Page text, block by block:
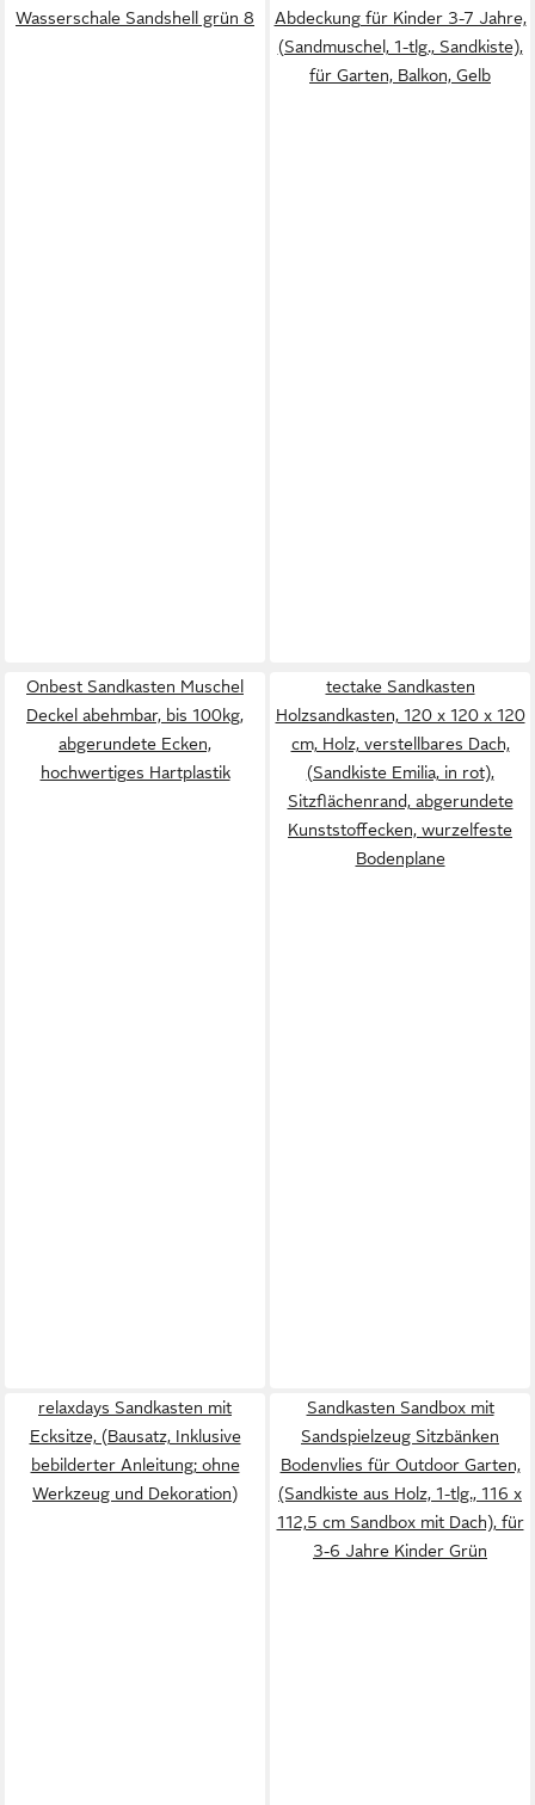
Wasserschale Sandshell grün 8
Abdeckung für Kinder 3-7 Jahre,
(Sandmuschel, 1-tlg., Sandkiste),
für Garten, Balkon, Gelb
Onbest Sandkasten Muschel
Deckel abehmbar, bis 100kg,
abgerundete Ecken,
hochwertiges Hartplastik
tectake Sandkasten
Holzsandkasten, 120 x 120 x 120
cm, Holz, verstellbares Dach,
(Sandkiste Emilia, in rot),
Sitzflächenrand, abgerundete
Kunststoffecken, wurzelfeste
Bodenplane
relaxdays Sandkasten mit
Ecksitze, (Bausatz, Inklusive
bebilderter Anleitung; ohne
Werkzeug und Dekoration)
Sandkasten Sandbox mit
Sandspielzeug Sitzbänken
Bodenvlies für Outdoor Garten,
(Sandkiste aus Holz, 1-tlg., 116 x
112,5 cm Sandbox mit Dach), für
3-6 Jahre Kinder Grün